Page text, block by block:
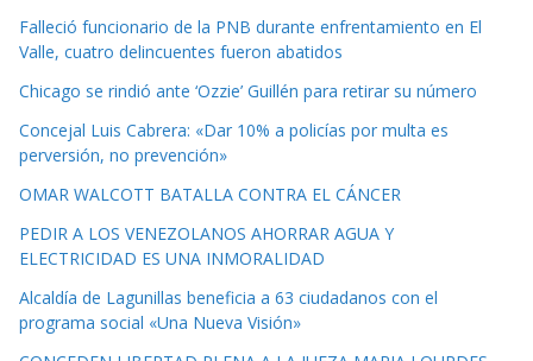
Falleció funcionario de la PNB durante enfrentamiento en El
Valle, cuatro delincuentes fueron abatidos
Chicago se rindió ante ‘Ozzie’ Guillén para retirar su número
Concejal Luis Cabrera: «Dar 10% a policías por multa es
perversión, no prevención»
OMAR WALCOTT BATALLA CONTRA EL CÁNCER
PEDIR A LOS VENEZOLANOS AHORRAR AGUA Y
ELECTRICIDAD ES UNA INMORALIDAD
Alcaldía de Lagunillas beneficia a 63 ciudadanos con el
programa social «Una Nueva Visión»